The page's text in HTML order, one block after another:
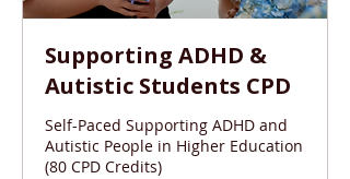
Supporting ADHD &
Autistic Students CPD
Self-Paced Supporting ADHD and
Autistic People in Higher Education
(80 CPD Credits)